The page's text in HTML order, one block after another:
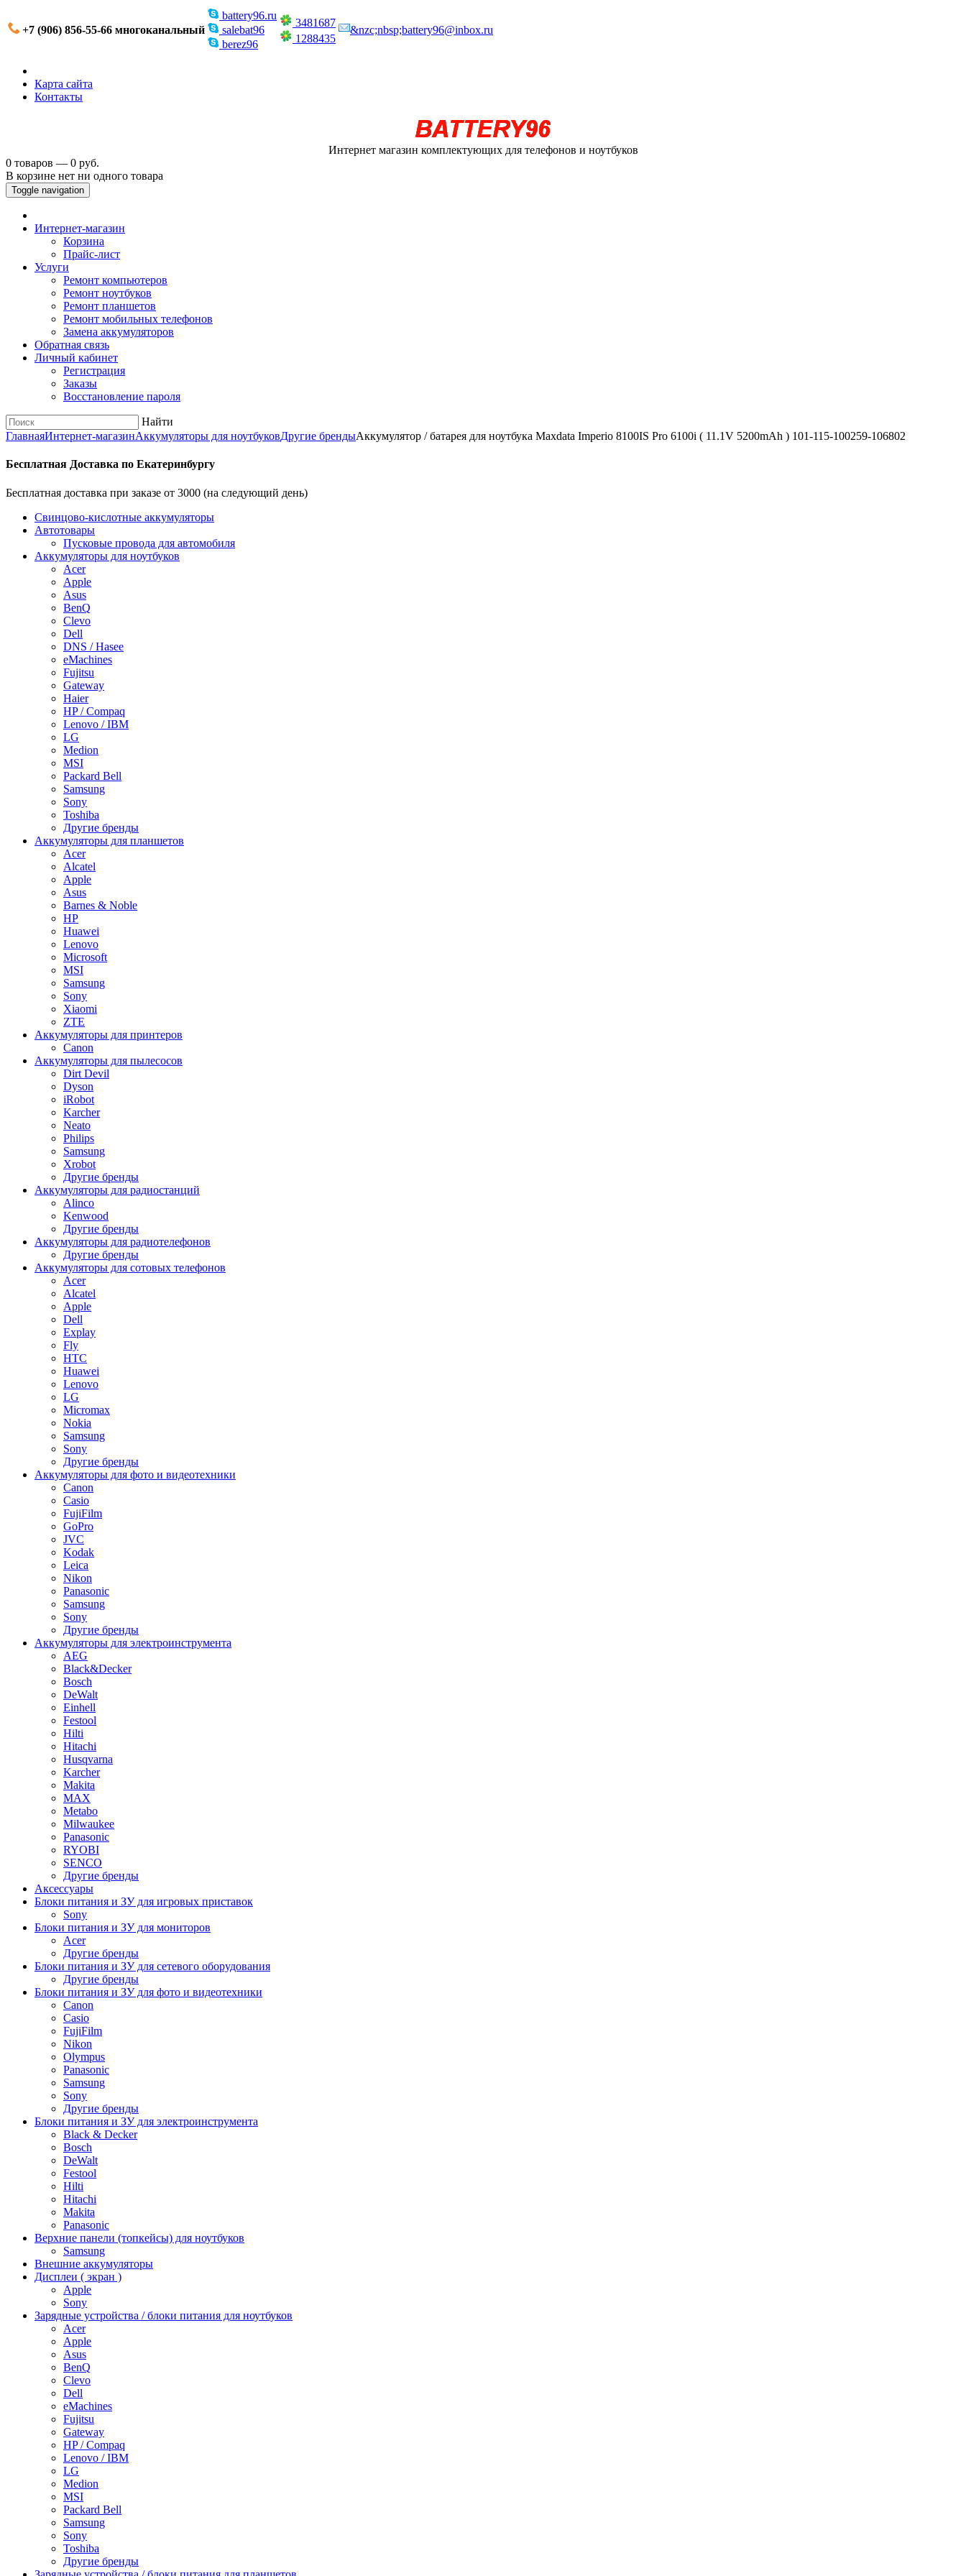
+7 (906) 856-55-66 многоканальный
battery96.ru
salebat96
berez96
3481687
1288435
&nzc;nbsp;battery96@inbox.ru
Карта сайта
Контакты
Интернет магазин комплектующих для телефонов и ноутбуков
0 товаров — 0 руб.
В корзине нет ни одного товара
Toggle navigation
Интернет-магазин
Корзина
Прайс-лист
Услуги
Ремонт компьютеров
Ремонт ноутбуков
Ремонт планшетов
Ремонт мобильных телефонов
Замена аккумуляторов
Обратная связь
Личный кабинет
Регистрация
Заказы
Восстановление пароля
Найти
ГлавнаяИнтернет-магазинАккумуляторы для ноутбуковДругие брендыАккумулятор / батарея для ноутбука Maxdata Imperio 8100IS Pro 6100i ( 11.1V 5200mAh ) 101-115-100259-106802
Бесплатная Доставка по Екатеринбургу
Бесплатная доставка при заказе от 3000 (на следующий день)
Cвинцово-кислотные аккумуляторы
Автотовары
Пусковые провода для автомобиля
Аккумуляторы для ноутбуков
Acer
Apple
Asus
BenQ
Clevo
Dell
DNS / Hasee
eMachines
Fujitsu
Gateway
Haier
HP / Compaq
Lenovo / IBM
LG
Medion
MSI
Packard Bell
Samsung
Sony
Toshiba
Другие бренды
Аккумуляторы для планшетов
Acer
Alcatel
Apple
Asus
Barnes & Noble
HP
Huawei
Lenovo
Microsoft
MSI
Samsung
Sony
Xiaomi
ZTE
Аккумуляторы для принтеров
Canon
Аккумуляторы для пылесосов
Dirt Devil
Dyson
iRobot
Karcher
Neato
Philips
Samsung
Xrobot
Другие бренды
Аккумуляторы для радиостанций
Alinco
Kenwood
Другие бренды
Аккумуляторы для радиотелефонов
Другие бренды
Аккумуляторы для сотовых телефонов
Acer
Alcatel
Apple
Dell
Explay
Fly
HTC
Huawei
Lenovo
LG
Micromax
Nokia
Samsung
Sony
Другие бренды
Аккумуляторы для фото и видеотехники
Canon
Casio
FujiFilm
GoPro
JVC
Kodak
Leica
Nikon
Panasonic
Samsung
Sony
Другие бренды
Аккумуляторы для электроинструмента
AEG
Black&Decker
Bosch
DeWalt
Einhell
Festool
Hilti
Hitachi
Husqvarna
Karcher
Makita
MAX
Metabo
Milwaukee
Panasonic
RYOBI
SENCO
Другие бренды
Аксессуары
Блоки питания и ЗУ для игровых приставок
Sony
Блоки питания и ЗУ для мониторов
Acer
Другие бренды
Блоки питания и ЗУ для сетевого оборудования
Другие бренды
Блоки питания и ЗУ для фото и видеотехники
Canon
Casio
FujiFilm
Nikon
Olympus
Panasonic
Samsung
Sony
Другие бренды
Блоки питания и ЗУ для электроинструмента
Black & Decker
Bosch
DeWalt
Festool
Hilti
Hitachi
Makita
Panasonic
Верхние панели (топкейсы) для ноутбуков
Samsung
Внешние аккумуляторы
Дисплеи ( экран )
Apple
Sony
Зарядные устройства / блоки питания для ноутбуков
Acer
Apple
Asus
BenQ
Clevo
Dell
eMachines
Fujitsu
Gateway
HP / Compaq
Lenovo / IBM
LG
Medion
MSI
Packard Bell
Samsung
Sony
Toshiba
Другие бренды